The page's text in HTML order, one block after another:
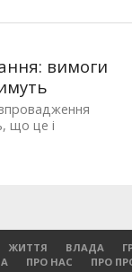
вимоги
що це і
ЖИТТЯ ВЛАДА
ПРО НАС ПРО